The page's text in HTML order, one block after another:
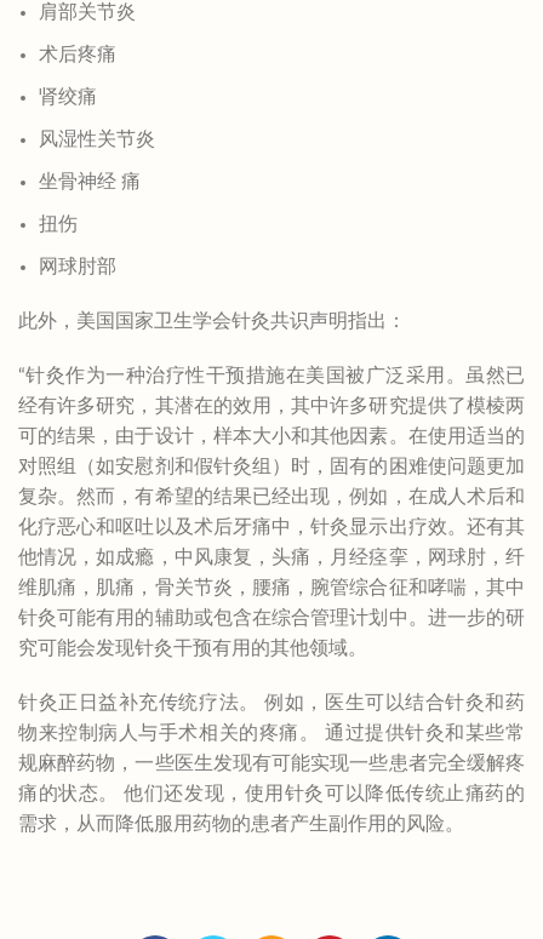
肩部关节炎
术后疼痛
肾绞痛
风湿性关节炎
坐骨神经 痛
扭伤
网球肘部
此外，美国国家卫生学会针灸共识声明指出：
“针灸作为一种治疗性干预措施在美国被广泛采用。虽然已
经有许多研究，其潜在的效用，其中许多研究提供了模棱两
可的结果，由于设计，样本大小和其他因素。在使用适当的
对照组（如安慰剂和假针灸组）时，固有的困难使问题更加
复杂。然而，有希望的结果已经出现，例如，在成人术后和
化疗恶心和呕吐以及术后牙痛中，针灸显示出疗效。还有其
他情况，如成瘾，中风康复，头痛，月经痉挛，网球肘，纤
维肌痛，肌痛，骨关节炎，腰痛，腕管综合征和哮喘，其中
针灸可能有用的辅助或包含在综合管理计划中。进一步的研
究可能会发现针灸干预有用的其他领域。
针灸正日益补充传统疗法。 例如，医生可以结合针灸和药
物来控制病人与手术相关的疼痛。 通过提供针灸和某些常
规麻醉药物，一些医生发现有可能实现一些患者完全缓解疼
痛的状态。 他们还发现，使用针灸可以降低传统止痛药的
需求，从而降低服用药物的患者产生副作用的风险。